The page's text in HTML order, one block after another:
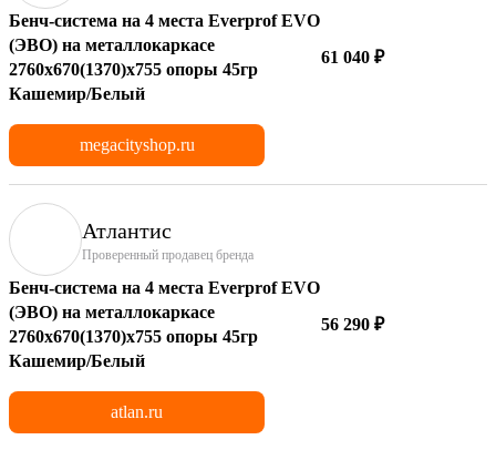
Бенч-система на 4 места Everprof EVO
(ЭВО) на металлокаркасе
2760х670(1370)x755 опоры 45гр
Кашемир/Белый
61 040 ₽
megacityshop.ru
Атлантис
Проверенный продавец бренда
Бенч-система на 4 места Everprof EVO
(ЭВО) на металлокаркасе
2760х670(1370)x755 опоры 45гр
Кашемир/Белый
56 290 ₽
atlan.ru